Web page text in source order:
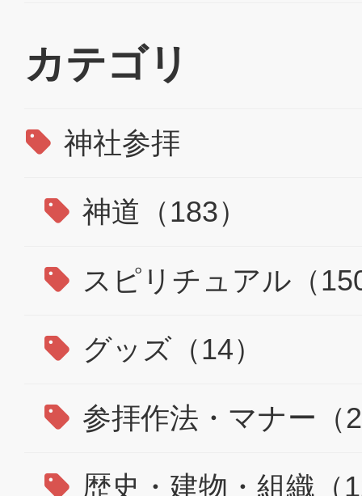
カテゴリ
神社参拝
神道（183）
スピリチュアル（
グッズ（14）
参拝作法・マナー（
歴史・建物・組織（